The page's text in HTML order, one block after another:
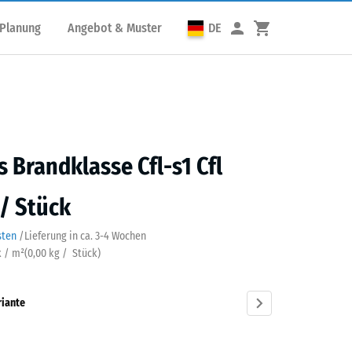
Angebot & Muster DE
Brandklasse Cfl-s1 Cfl
Stück
/Lieferung in ca. 3-4 Wochen
/ m²(0,00 kg / Stück)